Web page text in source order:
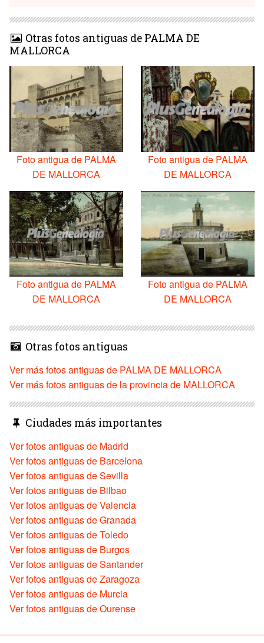
Otras fotos antiguas de PALMA DE
MALLORCA
Foto antigua de PALMA
DE MALLORCA
Foto antigua de PALMA
DE MALLORCA
Foto antigua de PALMA
DE MALLORCA
Foto antigua de PALMA
DE MALLORCA
Otras fotos antiguas
Ver más fotos antiguas de PALMA DE MALLORCA
Ver más fotos antiguas de la provincia de MALLORCA
Ciudades más importantes
Ver fotos antiguas de Madrid
Ver fotos antiguas de Barcelona
Ver fotos antiguas de Sevilla
Ver fotos antiguas de Bilbao
Ver fotos antiguas de Valencia
Ver fotos antiguas de Granada
Ver fotos antiguas de Toledo
Ver fotos antiguas de Burgos
Ver fotos antiguas de Santander
Ver fotos antiguas de Zaragoza
Ver fotos antiguas de Murcia
Ver fotos antiguas de Ourense